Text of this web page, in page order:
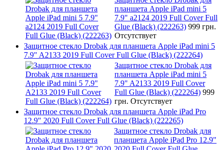
планшета Apple iPad mini 5
7.9" a2124 2019 Full Cover Full
Glue (Black) (222263) 999 грн.
Отсутствует
Защитное стекло Drobak для планшета Apple iPad mini 5
7.9" A2133 2019 Full Cover Full Glue (Black) (222264)
Защитное стекло Drobak для
планшета Apple iPad mini 5
7.9" A2133 2019 Full Cover
Full Glue (Black) (222264) 999
грн. Отсутствует
Защитное стекло Drobak для планшета Apple iPad Pro
12.9" 2020 Full Cover Full Glue (Black) (222265)
Защитное стекло Drobak для
планшета Apple iPad Pro 12.9"